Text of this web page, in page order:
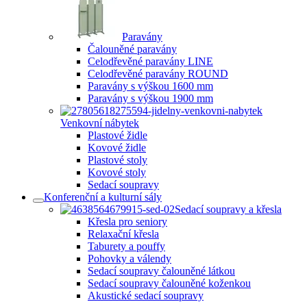
Paravány
Čalouněné paravány
Celodřevěné paravány LINE
Celodřevěné paravány ROUND
Paravány s výškou 1600 mm
Paravány s výškou 1900 mm
Venkovní nábytek
Plastové židle
Kovové židle
Plastové stoly
Kovové stoly
Sedací soupravy
Konferenční a kulturní sály
Sedací soupravy a křesla
Křesla pro seniory
Relaxační křesla
Taburety a pouffy
Pohovky a válendy
Sedací soupravy čalouněné látkou
Sedací soupravy čalouněné koženkou
Akustické sedací soupravy